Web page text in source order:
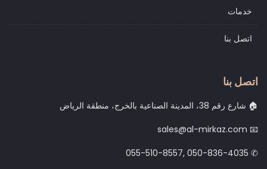
خدمات
اتصل بنا
اتصل بنا
شارع رقم 38، المدينة الصناعية بالخرج، منطقة الرياض 🏠
sales@al-mirkaz.com 📧
055-510-8557, 050-836-4035 ✆